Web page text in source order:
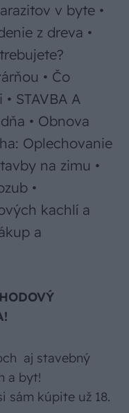
v byte •
z dreva •
• Čo
STAVBA A
• Obnova
Oplechovanie
na zimu •
•
kachlí a
a
aj stavebný
a byt!
sám kúpite už 18.